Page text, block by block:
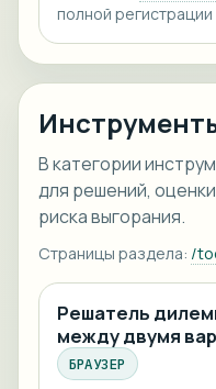
полной
В категории
для решений,
риска выгорания.
Страницы раздела: /
Решатель
между двумя
БРАУЗЕР